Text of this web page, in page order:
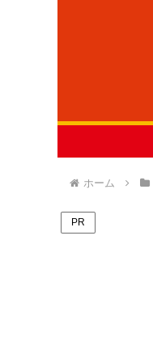
ホーム
PR